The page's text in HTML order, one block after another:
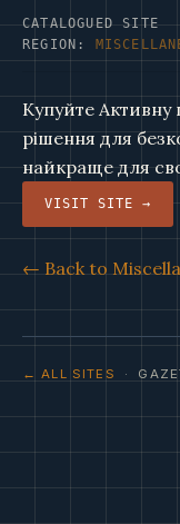
CATALOGUED SITE
REGION:
Купуйте Активну
рішення для
найкраще для
VISIT SITE →
← Back to
← ALL SITES ·